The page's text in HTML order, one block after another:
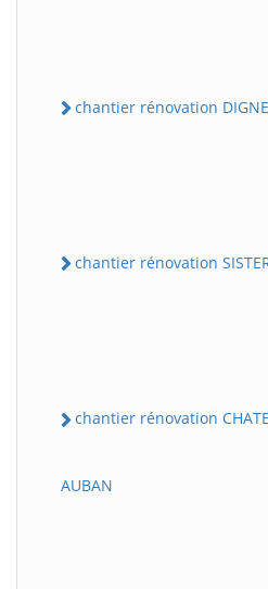
chantier rénovation
chantier rénovation
chantier rénovation
AUBAN